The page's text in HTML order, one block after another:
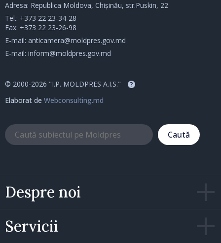
Despre noi
Servicii
Adresa: Republica Moldova, Chișinău, str.Puskin, 22
Tel.: +373 22 23-34-28
Fax: +373 22 23-26-98
E-mail: anticamera@moldpres.gov.md
E-mail: inform@moldpres.gov.md
© 2000-2026 "I.P. MOLDPRES A.I.S." ?
Elaborat de Webconsulting.md
Caută